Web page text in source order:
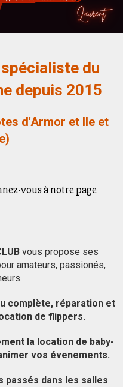
du
depuis 2015
d'Armor et Ile et
vous à notre page
vous propose ses
amateurs, passionés,
complète, réparation et
de flippers.
la location de baby-
vos évenements.
passés dans les salles